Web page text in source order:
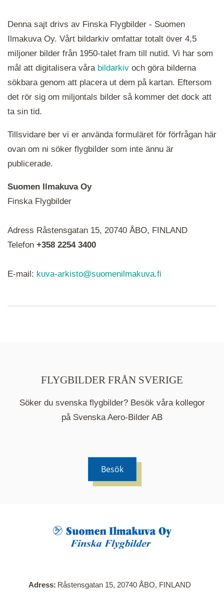
ikoner är det en serie i varje. Utplacerade bilder
syns som nålar istället.
När du klickar på en serie så öppnas en ny flik.
Här visas en karta över bilder med kända
Denna sajt drivs av Finska Flygbilder - Suomen
Ilmakuva Oy. Vårt bildarkiv omfattar totalt över 4,5
miljoner bilder från 1950-talet fram till nutid. Vi har som
mål att digitalisera våra bildarkiv och göra bilderna
sökbara genom att placera ut dem på kartan. Eftersom
det rör sig om miljontals bilder så kommer det dock att
ta sin tid.
Tillsvidare ber vi er använda formuläret för förfrågan här
ovan om ni söker flygbilder som inte ännu är
publicerade.
Suomen Ilmakuva Oy
Finska Flygbilder
Adress Råstensgatan 15, 20740 ÅBO, FINLAND
Telefon +358 2254 3400
E-mail: kuva-arkisto@suomenilmakuva.fi
FLYGBILDER FRÅN SVERIGE
Söker du svenska flygbilder? Besök våra kollegor
på Svenska Aero-Bilder AB
Besök
Adress Råstensgatan 15, 20740 ÅBO, FINLAND